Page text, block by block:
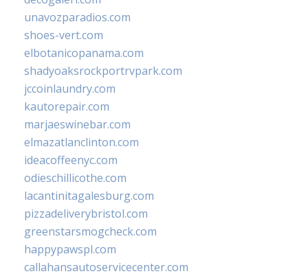
unavozparadios.com
shoes-vert.com
elbotanicopanama.com
shadyoaksrockportrvpark.com
jccoinlaundry.com
kautorepair.com
marjaeswinebar.com
elmazatlanclinton.com
ideacoffeenyc.com
odieschillicothe.com
lacantinitagalesburg.com
pizzadeliverybristol.com
greenstarsmogcheck.com
happypawspl.com
callahansautoservicecenter.com